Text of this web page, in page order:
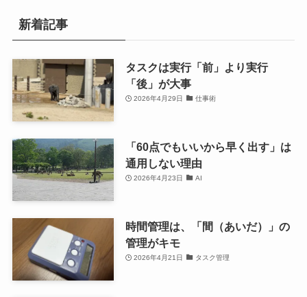
新着記事
タスクは実行「前」より実行
「後」が大事
2026年4月29日 仕事術
「60点でもいいから早く出す」は
通用しない理由
2026年4月23日 AI
時間管理は、「間（あいだ）」の
管理がキモ
2026年4月21日 タスク管理